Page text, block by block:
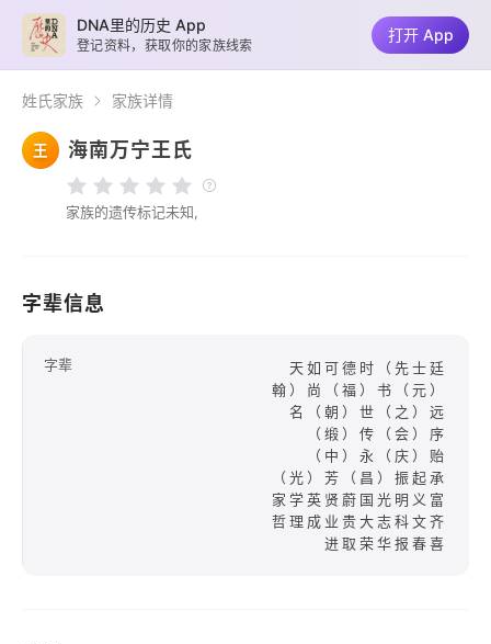
姓氏家族 家族详情
王 海南万宁王氏
家族的遗传标记未知,
字辈信息
字辈
天如可德时（先士廷
翰）尚（福）书（元）
名（朝）世（之）远
（缎）传（会）序
（中）永（庆）贻
（光）芳（昌）振起承
家学英贤蔚国光明义富
哲理成业贵大志科文齐
进取荣华报春喜
DNA里的历史 App
登记资料，获取你的家族线索
打开 App